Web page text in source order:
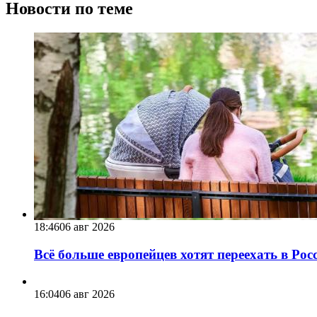
Новости по теме
18:4606 авг 2026
Всё больше европейцев хотят переехать в
16:0406 авг 2026